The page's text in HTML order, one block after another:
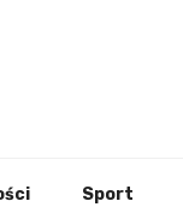
Sport